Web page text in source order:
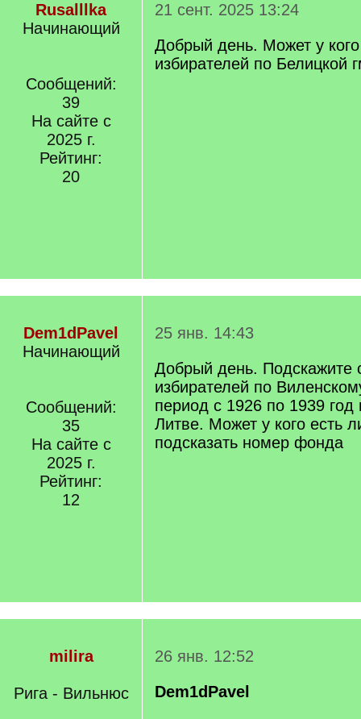
Rusalllka
Начинающий
Сообщений:
39
На сайте с
2025 г.
Рейтинг:
20
21 сент. 2025 13:24
Добрый день. Может у кого
избирателей по Белицкой
Dem1dPavel
Начинающий
Сообщений:
35
На сайте с
2025 г.
Рейтинг:
12
25 янв. 14:43
Добрый день. Подскажите
избирателей по
период с 1926 по 1939 год
Литве. Может у кого есть
подсказать номер фонда
milira
Рига - Вильнюс
26 янв. 12:52
Dem1dPavel